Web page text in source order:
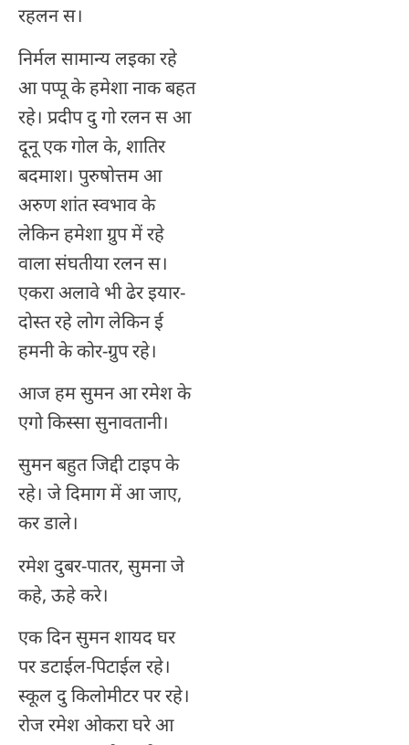
रहलन स।
निर्मल सामान्य लइका रहे
आ पप्पू के हमेशा नाक बहत
रहे। प्रदीप दु गो रलन स आ
दूनू एक गोल के, शातिर
बदमाश। पुरुषोत्तम आ
अरुण शांत स्वभाव के
लेकिन हमेशा ग्रुप में रहे
वाला संघतीया रलन स।
एकरा अलावे भी ढेर इयार-
दोस्त रहे लोग लेकिन ई
हमनी के कोर-ग्रुप रहे।
आज हम सुमन आ रमेश के
एगो किस्सा सुनावतानी।
सुमन बहुत जिद्दी टाइप के
रहे। जे दिमाग में आ जाए,
कर डाले।
रमेश दुबर-पातर, सुमना जे
कहे, ऊहे करे।
एक दिन सुमन शायद घर
पर डटाईल-पिटाईल रहे।
स्कूल दु किलोमीटर पर रहे।
रोज रमेश ओकरा घरे आ